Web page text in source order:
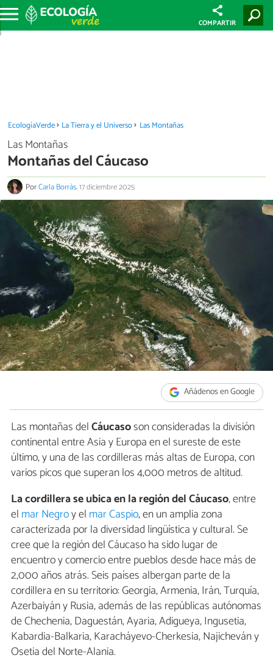
COMPARTIR
EcologíaVerde La Tierra y el Universo Las Montañas
Las Montañas
Montañas del Cáucaso
PorCarla Borràs.17 diciembre 2025
Añádenos en Google
Las montañas delCáucasoson consideradas la división
continental entre Asia y Europa en el sureste de este
último, y una de las cordilleras más altas de Europa, con
varios picos que superan los 4,000 metros de altitud.
La cordillera se ubica en la región del Cáucaso, entre
el mar Negroy el mar Caspio, en un amplia zona
caracterizada por la diversidad lingüística y cultural. Se
cree que la región del Cáucaso ha sido lugar de
encuentro y comercio entre pueblos desde hace más de
2,000 años atrás. Seis países albergan parte de la
cordillera en su territorio: Georgia, Armenia, Irán, Turquía,
Azerbaiyán y Rusia, además de las repúblicas autónomas
de Chechenia, Daguestán, Ayaria, Adigueya, Ingusetia,
Kabardia-Balkaria, Karacháyevo-Cherkesia, Najicheván y
Osetia del Norte-Alania.